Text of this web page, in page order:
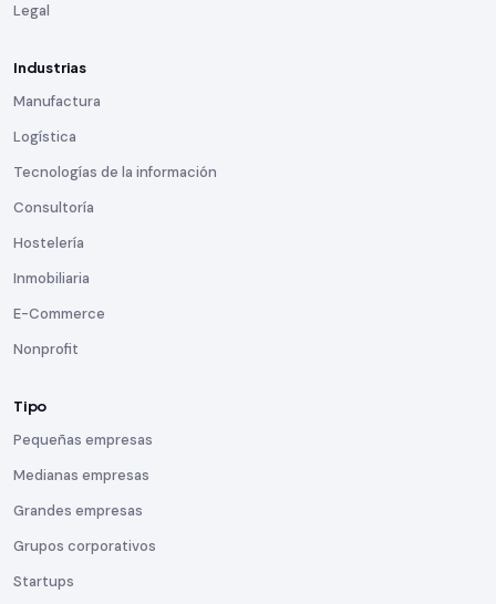
Legal
Industrias
Manufactura
Logística
Tecnologías de la información
Consultoría
Hostelería
Inmobiliaria
E-Commerce
Nonprofit
Tipo
Pequeñas empresas
Medianas empresas
Grandes empresas
Grupos corporativos
Startups